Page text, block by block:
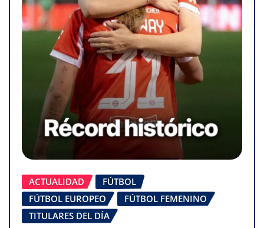
ACTUALIDAD
FÚTBOL
FÚTBOL EUROPEO
FÚTBOL FEMENINO
TITULARES DEL DÍA